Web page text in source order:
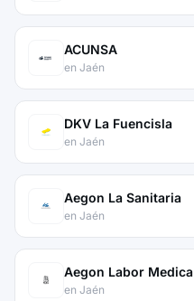
ACUNSA
en Jaén
DKV La Fuencisla
en Jaén
Aegon La Sanitaria
en Jaén
Aegon Labor Medica
en Jaén